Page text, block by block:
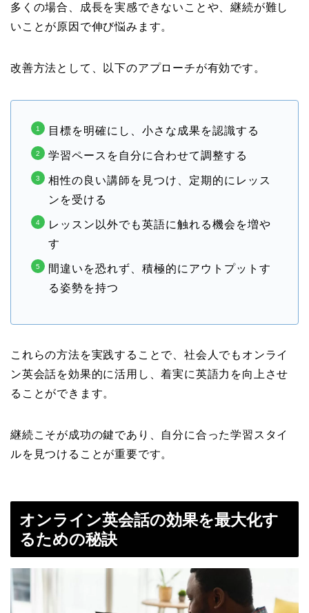
多くの場合、成長を実感できないことや、継続が難し
いことが原因で伸び悩みます。
改善方法として、以下のアプローチが有効です。
目標を明確にし、小さな成果を認識する
学習ペースを自分に合わせて調整する
相性の良い講師を見つけ、定期的にレッス
ンを受ける
レッスン以外でも英語に触れる機会を増や
す
間違いを恐れず、積極的にアウトプットす
る姿勢を持つ
これらの方法を実践することで、社会人でもオンライ
ン英会話を効果的に活用し、着実に英語力を向上させ
ることができます。
継続こそが成功の鍵であり、自分に合った学習スタイ
ルを見つけることが重要です。
オンライン英会話の効果を最大化す
るための秘訣